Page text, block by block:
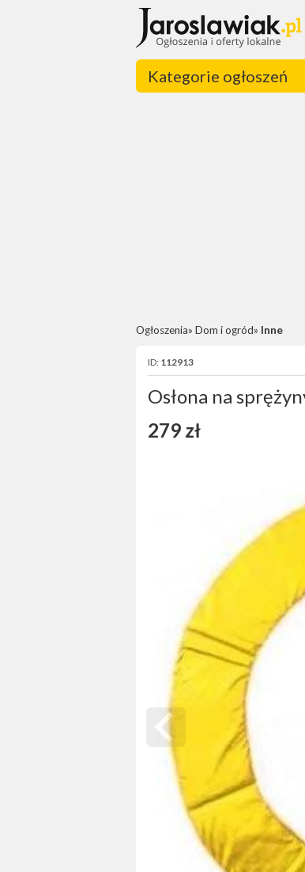
Kategorie ogłoszeń
Ogłoszenia Dom i ogród Inne
ID: 112913
Osłona na
279 zł